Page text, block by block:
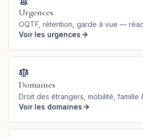
Urgences
OQTF, rétention, garde à vue —
Voir les urgences
Domaines
Droit des étrangers, mobilité, famille
Voir les domaines